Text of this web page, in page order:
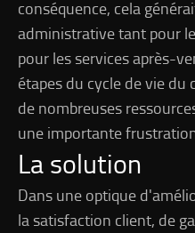
conséquence, cela
administrative tant pour
pour les services après-
étapes du cycle de vie
de nombreuses
une importante
La solution
Dans une optique
la satisfaction client, de